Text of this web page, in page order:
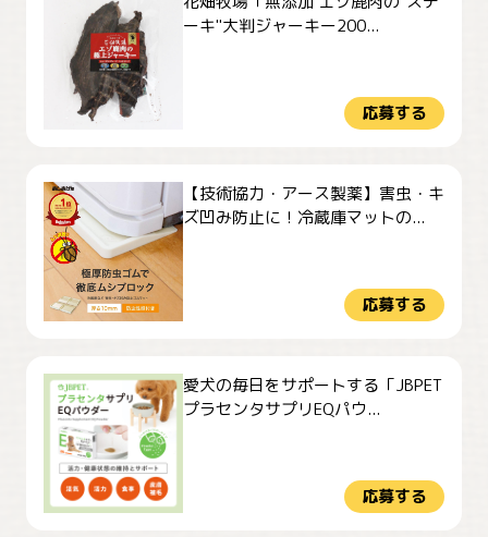
ーキ"大判ジャーキー200...
応募する
【技術協力・アース製薬】害虫・キ
ズ凹み防止に！冷蔵庫マットの...
応募する
愛犬の毎日をサポートする「JBPET
プラセンタサプリEQパウ...
応募する